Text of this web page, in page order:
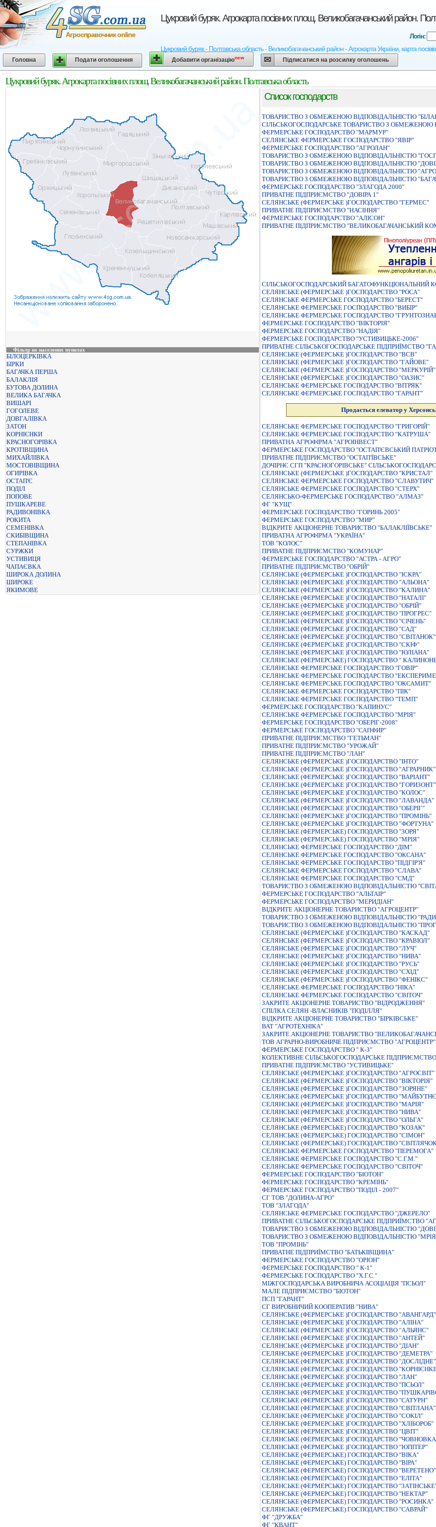
Цукровий буряк. Агрокарта посівних площ. Великобагачанський район.
Цукровий буряк - Полтавська область - Великобагачанський район - Агрокарта України, карта
Агросправочник online Логін:
Головна Подати оголошення Добавити організаціюnew Підписатися на розсилку оголошень
Цукровий буряк. Агрокарта посівних площ. Великобагачанський район. Полтавська область
Фільтр по населених пунктах
БІЛОЦЕРКІВКА
БІРКИ
БАГАЧКА ПЕРША
БАЛАКЛІЯ
БУТОВА ДОЛИНА
ВЕЛИКА БАГАЧКА
ВИШАРІ
ГОГОЛЕВЕ
ДОВГАЛІВКА
ЗАТОН
КОРНІЄНКИ
КРАСНОГОРІВКА
КРОТІВЩИНА
МИХАЙЛІВКА
МОСТОВІВЩИНА
ОГИРІВКА
ОСТАП'Є
ПОДІЛ
ПОПОВЕ
ПУШКАРЕВЕ
РАДИВОНІВКА
РОКИТА
СЕМЕНІВКА
СКИБІВЩИНА
СТЕПАНІВКА
СУРЖКИ
УСТИВИЦЯ
ЧАПАЄВКА
ШИРОКА ДОЛИНА
ШИРОКЕ
ЯКИМОВЕ
Список господарств
ТОВАРИСТВО З ОБМЕЖЕНОЮ ВIДПОВIДАЛЬНIСТЮ
СIЛЬСЬКОГОСПОДАРСЬКЕ ТОВАРИСТВО З
ФЕРМЕРСЬКЕ ГОСПОДАРСТВО "МАРМУР"
СЕЛЯНСЬКЕ ФЕРМЕРСЬКЕ ГОСПОДАРСТВО "ЯВIР"
ФЕРМЕРСЬКЕ ГОСПОДАРСТВО "АГРОЛАН"
ТОВАРИСТВО З ОБМЕЖЕНОЮ ВIДПОВIДАЛЬНIСТЮ
ТОВАРИСТВО З ОБМЕЖЕНОЮ ВIДПОВIДАЛЬНIСТЮ
ТОВАРИСТВО З ОБМЕЖЕНОЮ ВIДПОВIДАЛЬНIСТЮ
ТОВАРИСТВО З ОБМЕЖЕНОЮ ВIДПОВIДАЛЬНIСТЮ
ФЕРМЕРСЬКЕ ГОСПОДАРСТВО "ЗЛАГОДА 2000"
ПРИВАТНЕ ПIДПРИЄМСТВО "ДОВIРА 1"
СЕЛЯНСЬКЕ (ФЕРМЕРСЬКЕ )ГОСПОДАРСТВО "ГЕРМЕС"
ПРИВАТНЕ ПІДПРИЄМСТВО "НАСІННЯ"
ФЕРМЕРСЬКЕ ГОСПОДАРСТВО "АЛIСОН"
ПРИВАТНЕ ПIДПРИЄМСТВО "ВЕЛИКОБАГАЧАНСЬКИЙ
СІЛЬСЬКОГОСПОДАРСЬКИЙ БАГАТОФУНКЦІОНАЛЬНИЙ
СЕЛЯНСЬКЕ (ФЕРМЕРСЬКЕ )ГОСПОДАРСТВО "РОСА"
СЕЛЯНСЬКЕ ФЕРМЕРСЬКЕ ГОСПОДАРСТВО "БЕРЕСТ"
СЕЛЯНСЬКЕ ФЕРМЕРСЬКЕ ГОСПОДАРСТВО "ВИБIР"
СЕЛЯНСЬКЕ ФЕРМЕРСЬКЕ ГОСПОДАРСТВО
ФЕРМЕРСЬКЕ ГОСПОДАРСТВО "ВIКТОРIЯ"
ФЕРМЕРСЬКЕ ГОСПОДАРСТВО "НАДIЯ"
ФЕРМЕРСЬКЕ ГОСПОДАРСТВО "УСТИВИЦЬКЕ-2006"
ПРИВАТНЕ СIЛЬСЬКОГОСПОДАРСЬКЕ ПIДПРИЇМСТВО
СЕЛЯНСЬКЕ (ФЕРМЕРСЬКЕ )ГОСПОДАРСТВО "ВСВ"
СЕЛЯНСЬКЕ (ФЕРМЕРСЬКЕ )ГОСПОДАРСТВО "ГАЙОВЕ"
СЕЛЯНСЬКЕ (ФЕРМЕРСЬКЕ )ГОСПОДАРСТВО "МЕРКУРIЙ"
СЕЛЯНСЬКЕ (ФЕРМЕРСЬКЕ )ГОСПОДАРСТВО "ОАЗИС"
СЕЛЯНСЬКЕ ФЕРМЕРСЬКЕ ГОСПОДАРСТВО "ВIТРЯК"
СЕЛЯНСЬКЕ ФЕРМЕРСЬКЕ ГОСПОДАРСТВО "ГАРАНТ"
Продається елеватор у
СЕЛЯНСЬКЕ ФЕРМЕРСЬКЕ ГОСПОДАРСТВО "ГРИГОРIЙ"
СЕЛЯНСЬКЕ ФЕРМЕРСЬКЕ ГОСПОДАРСТВО "КАТРУША"
ПРИВАТНА АГРОФIРМА "АГРОIНВЕСТ"
ФЕРМЕРСЬКЕ ГОСПОДАРСТВО "ОСТАП'ЄВСЬКИЙ
ПРИВАТНЕ ПIДПРИЄМСТВО "ОСТАП'ЇВСЬКЕ"
ДОЧІРНЄ СГП "КРАСНОГОРІВСЬКЕ"
СЕЛЯНСЬКЕ (ФЕРМЕРСЬКЕ )ГОСПОДАРСТВО "КРИСТАЛ"
СЕЛЯНСЬКЕ ФЕРМЕРСЬКЕ ГОСПОДАРСТВО "СЛАВУТИЧ"
СЕЛЯНСЬКЕ ФЕРМЕРСЬКЕ ГОСПОДАРСТВО "СТЕРХ"
СЕЛЯНСЬКО-ФЕРМЕРСЬКЕ ГОСПОДАРСТВО "АЛМАЗ"
ФГ "КУЩ"
ФЕРМЕРСЬКЕ ГОСПОДАРСТВО "ГОРИНЬ 2005"
ФЕРМЕРСЬКЕ ГОСПОДАРСТВО "МИР"
ВIДКРИТЕ АКЦIОНЕРНЕ ТОВАРИСТВО "БАЛАКЛIЇВСЬКЕ"
ПРИВАТНА АГРОФIРМА "УКРАЇНА"
ТОВ "КОЛОС"
ПРИВАТНЕ ПIДПРИЄМСТВО "КОМУНАР"
ФЕРМЕРСЬКЕ ГОСПОДАРСТВО "АСТРА - АГРО"
ПРИВАТНЕ ПІДПРИЄМСТВО "ОБРІЙ"
СЕЛЯНСЬКЕ (ФЕРМЕРСЬКЕ )ГОСПОДАРСТВО "ІСКРА"
СЕЛЯНСЬКЕ (ФЕРМЕРСЬКЕ )ГОСПОДАРСТВО "АЛЬОНА"
СЕЛЯНСЬКЕ (ФЕРМЕРСЬКЕ )ГОСПОДАРСТВО "КАЛИНА"
СЕЛЯНСЬКЕ (ФЕРМЕРСЬКЕ )ГОСПОДАРСТВО "НАТАЛI"
СЕЛЯНСЬКЕ (ФЕРМЕРСЬКЕ )ГОСПОДАРСТВО "ОБРIЙ"
СЕЛЯНСЬКЕ (ФЕРМЕРСЬКЕ )ГОСПОДАРСТВО "ПРОГРЕС"
СЕЛЯНСЬКЕ (ФЕРМЕРСЬКЕ )ГОСПОДАРСТВО "СІЧЕНЬ"
СЕЛЯНСЬКЕ (ФЕРМЕРСЬКЕ )ГОСПОДАРСТВО "САД"
СЕЛЯНСЬКЕ (ФЕРМЕРСЬКЕ )ГОСПОДАРСТВО "СВIТАНОК"
СЕЛЯНСЬКЕ (ФЕРМЕРСЬКЕ )ГОСПОДАРСТВО "СКIФ"
СЕЛЯНСЬКЕ (ФЕРМЕРСЬКЕ )ГОСПОДАРСТВО "ЮЛIАНА"
СЕЛЯНСЬКЕ (ФЕРМЕРСЬКЕ) ГОСПОДАРСТВО "
СЕЛЯНСЬКЕ ФЕРМЕРСЬКЕ ГОСПОДАРСТВО "ГОВIР"
СЕЛЯНСЬКЕ ФЕРМЕРСЬКЕ ГОСПОДАРСТВО
СЕЛЯНСЬКЕ ФЕРМЕРСЬКЕ ГОСПОДАРСТВО "ОКСАМИТ"
СЕЛЯНСЬКЕ ФЕРМЕРСЬКЕ ГОСПОДАРСТВО "ПIК"
СЕЛЯНСЬКЕ ФЕРМЕРСЬКЕ ГОСПОДАРСТВО "ТЕМП"
ФЕРМЕРСЬКЕ ГОСПОДАРСТВО "КАПИНУС"
СЕЛЯНСЬКЕ ФЕРМЕРСЬКЕ ГОСПОДАРСТВО "МРIЯ"
ФЕРМЕРСЬКЕ ГОСПОДАРСТВО "ОБЕРІГ-2008"
ФЕРМЕРСЬКЕ ГОСПОДАРСТВО "САПФИР"
ПРИВАТНЕ ПIДПРИЄМСТВО "ГЕТЬМАН"
ПРИВАТНЕ ПIДПРИЄМСТВО "УРОЖАЙ"
ПРИВАТНЕ ПІДПРИЄМСТВО "ЛАН"
СЕЛЯНСЬКЕ (ФЕРМЕРСЬКЕ )ГОСПОДАРСТВО "ІНТО"
СЕЛЯНСЬКЕ (ФЕРМЕРСЬКЕ )ГОСПОДАРСТВО "АГРАРНИК"
СЕЛЯНСЬКЕ (ФЕРМЕРСЬКЕ )ГОСПОДАРСТВО "ВАРІАНТ"
СЕЛЯНСЬКЕ (ФЕРМЕРСЬКЕ )ГОСПОДАРСТВО "ГОРИЗОНТ"
СЕЛЯНСЬКЕ (ФЕРМЕРСЬКЕ )ГОСПОДАРСТВО "КОЛОС"
СЕЛЯНСЬКЕ (ФЕРМЕРСЬКЕ )ГОСПОДАРСТВО "ЛАВАНДА"
СЕЛЯНСЬКЕ (ФЕРМЕРСЬКЕ )ГОСПОДАРСТВО "ОБЕРIГ"
СЕЛЯНСЬКЕ (ФЕРМЕРСЬКЕ )ГОСПОДАРСТВО "ПРОМIНЬ"
СЕЛЯНСЬКЕ (ФЕРМЕРСЬКЕ )ГОСПОДАРСТВО "ФОРТУНА"
СЕЛЯНСЬКЕ (ФЕРМЕРСЬКЕ) ГОСПОДАРСТВО "ЗОРЯ"
СЕЛЯНСЬКЕ (ФЕРМЕРСЬКЕ) ГОСПОДАРСТВО "МРIЯ"
СЕЛЯНСЬКЕ ФЕРМЕРСЬКЕ ГОСПОДАРСТВО "ДIМ"
СЕЛЯНСЬКЕ ФЕРМЕРСЬКЕ ГОСПОДАРСТВО "ОКСАНА"
СЕЛЯНСЬКЕ ФЕРМЕРСЬКЕ ГОСПОДАРСТВО "ПIДГIР'Я"
СЕЛЯНСЬКЕ ФЕРМЕРСЬКЕ ГОСПОДАРСТВО "СЛАВА"
СЕЛЯНСЬКЕ ФЕРМЕРСЬКЕ ГОСПОДАРСТВО "СМД"
ТОВАРИСТВО З ОБМЕЖЕНОЮ ВIДПОВIДАЛЬНIСТЮ
ФЕРМЕРСЬКЕ ГОСПОДАРСТВО "АЛЬТАIР"
ФЕРМЕРСЬКЕ ГОСПОДАРСТВО "МЕРИДIАН"
ВIДКРИТЕ АКЦIОНЕРНЕ ТОВАРИСТВО "АГРОЦЕНТР"
ТОВАРИСТВО З ОБМЕЖЕНОЮ ВIДПОВIДАЛЬНIСТЮ
ТОВАРИСТВО З ОБМЕЖЕНОЮ ВІДПОВІДАЛЬНІСТЮ
СЕЛЯНСЬКЕ (ФЕРМЕРСЬКЕ )ГОСПОДАРСТВО "КАСКАД"
СЕЛЯНСЬКЕ (ФЕРМЕРСЬКЕ )ГОСПОДАРСТВО "КРАВIОЛ"
СЕЛЯНСЬКЕ (ФЕРМЕРСЬКЕ )ГОСПОДАРСТВО "ЛУЧ"
СЕЛЯНСЬКЕ (ФЕРМЕРСЬКЕ )ГОСПОДАРСТВО "НИВА"
СЕЛЯНСЬКЕ (ФЕРМЕРСЬКЕ )ГОСПОДАРСТВО "РУСЬ"
СЕЛЯНСЬКЕ (ФЕРМЕРСЬКЕ )ГОСПОДАРСТВО "СХIД"
СЕЛЯНСЬКЕ (ФЕРМЕРСЬКЕ )ГОСПОДАРСТВО "ФЕНІКС"
СЕЛЯНСЬКЕ ФЕРМЕРСЬКЕ ГОСПОДАРСТВО "НIКА"
СЕЛЯНСЬКЕ ФЕРМЕРСЬКЕ ГОСПОДАРСТВО "СВIТОЧ"
ЗАКРИТЕ АКЦIОНЕРНЕ ТОВАРИСТВО "ВIДРОДЖЕННЯ"
СПІЛКА СЕЛЯН -ВЛАСНИКІВ "ПОДІЛЛЯ"
ВIДКРИТЕ АКЦIОНЕРНЕ ТОВАРИСТВО "БIРКIВСЬКЕ"
ВАТ "АГРОТЕХНІКА"
ЗАКРИТЕ АКЦІОНЕРНЕ ТОВАРИСТВО
ТОВ АГРАРНО-ВИРОБНИЧЕ ПІДПРИЄМСТВО "АГРОЦЕНТР"
ФЕРМЕРСЬКЕ ГОСПОДАРСТВО " К-З"
КОЛЕКТИВНЕ СIЛЬСЬКОГОСПОДАРСЬКЕ
ПРИВАТНЕ ПIДПРИЄМСТВО "УСТИВИЦЬКЕ"
СЕЛЯНСЬКЕ (ФЕРМЕРСЬКЕ )ГОСПОДАРСТВО "АГРОСВІТ"
СЕЛЯНСЬКЕ (ФЕРМЕРСЬКЕ )ГОСПОДАРСТВО "ВIКТОРIЯ"
СЕЛЯНСЬКЕ (ФЕРМЕРСЬКЕ )ГОСПОДАРСТВО "ЗОРЯНЕ"
СЕЛЯНСЬКЕ (ФЕРМЕРСЬКЕ )ГОСПОДАРСТВО
СЕЛЯНСЬКЕ (ФЕРМЕРСЬКЕ )ГОСПОДАРСТВО "МАРIЯ"
СЕЛЯНСЬКЕ (ФЕРМЕРСЬКЕ )ГОСПОДАРСТВО "НИВА"
СЕЛЯНСЬКЕ (ФЕРМЕРСЬКЕ )ГОСПОДАРСТВО "ОЛЬГА"
СЕЛЯНСЬКЕ (ФЕРМЕРСЬКЕ) ГОСПОДАРСТВО "КОЗАК"
СЕЛЯНСЬКЕ (ФЕРМЕРСЬКЕ) ГОСПОДАРСТВО "СIМОН"
СЕЛЯНСЬКЕ (ФЕРМЕРСЬКЕ) ГОСПОДАРСТВО
СЕЛЯНСЬКЕ ФЕРМЕРСЬКЕ ГОСПОДАРСТВО "ПЕРЕМОГА"
СЕЛЯНСЬКЕ ФЕРМЕРСЬКЕ ГОСПОДАРСТВО "С.Г.М."
СЕЛЯНСЬКЕ ФЕРМЕРСЬКЕ ГОСПОДАРСТВО "СВIТОЧ"
ФЕРМЕРСЬКЕ ГОСПОДАРСТВО "БIОТОН"
ФЕРМЕРСЬКЕ ГОСПОДАРСТВО "КРЕМІНЬ"
ФЕРМЕРСЬКЕ ГОСПОДАРСТВО "ПОДIЛ - 2007"
СГ ТОВ "ДОЛИНА-АГРО"
ТОВ "ЗЛАГОДА"
СЕЛЯНСЬКЕ ФЕРМЕРСЬКЕ ГОСПОДАРСТВО "ДЖЕРЕЛО"
ПРИВАТНЕ СIЛЬСЬКОГОСПОДАРСЬКЕ ПIДПРИЇМСТВО
ТОВАРИСТВО З ОБМЕЖЕНОЮ ВIДПОВIДАЛЬНIСТЮ
ТОВАРИСТВО З ОБМЕЖЕНОЮ ВІДПОВІДАЛЬНІСТЮ
ТОВ "ПРОМІНЬ"
ПРИВАТНЕ ПIДПРИЇМСТВО "БАТЬКIВЩИНА"
ФЕРМЕРСЬКЕ ГОСПОДАРСТВО "ОРІОН"
ФЕРМЕРСЬКЕ ГОСПОДАРСТВО " К-1"
ФЕРМЕРСЬКЕ ГОСПОДАРСТВО "Х.Г.С."
МІЖГОСПОДАРСЬКА ВИРОБНИЧА АСОЦІАЦІЯ "ПСЬОЛ"
МАЛЕ ПIДПРИЄМСТВО "БIОТОН"
ПСП "ГАРАНТ"
СГ ВИРОБНИЧИЙ КООПЕРАТИВ "НИВА"
СЕЛЯНСЬКЕ (ФЕРМЕРСЬКЕ )ГОСПОДАРСТВО "АВАНГАРД"
СЕЛЯНСЬКЕ (ФЕРМЕРСЬКЕ )ГОСПОДАРСТВО "АЛІНА"
СЕЛЯНСЬКЕ (ФЕРМЕРСЬКЕ )ГОСПОДАРСТВО "АЛЬЯНС"
СЕЛЯНСЬКЕ (ФЕРМЕРСЬКЕ )ГОСПОДАРСТВО "АНТЕЙ"
СЕЛЯНСЬКЕ (ФЕРМЕРСЬКЕ )ГОСПОДАРСТВО "ДІАН"
СЕЛЯНСЬКЕ (ФЕРМЕРСЬКЕ )ГОСПОДАРСТВО "ДЕМЕТРА"
СЕЛЯНСЬКЕ (ФЕРМЕРСЬКЕ )ГОСПОДАРСТВО "ДОСЛІДНЕ"
СЕЛЯНСЬКЕ (ФЕРМЕРСЬКЕ )ГОСПОДАРСТВО
СЕЛЯНСЬКЕ (ФЕРМЕРСЬКЕ )ГОСПОДАРСТВО "ЛАН"
СЕЛЯНСЬКЕ (ФЕРМЕРСЬКЕ )ГОСПОДАРСТВО "ПСЬОЛ"
СЕЛЯНСЬКЕ (ФЕРМЕРСЬКЕ )ГОСПОДАРСТВО
СЕЛЯНСЬКЕ (ФЕРМЕРСЬКЕ )ГОСПОДАРСТВО "САТУРН"
СЕЛЯНСЬКЕ (ФЕРМЕРСЬКЕ )ГОСПОДАРСТВО "СВІТЛАНА"
СЕЛЯНСЬКЕ (ФЕРМЕРСЬКЕ )ГОСПОДАРСТВО "СОКІЛ"
СЕЛЯНСЬКЕ (ФЕРМЕРСЬКЕ )ГОСПОДАРСТВО "ХЛІБОРОБ"
СЕЛЯНСЬКЕ (ФЕРМЕРСЬКЕ )ГОСПОДАРСТВО "ЦВІТ"
СЕЛЯНСЬКЕ (ФЕРМЕРСЬКЕ )ГОСПОДАРСТВО
СЕЛЯНСЬКЕ (ФЕРМЕРСЬКЕ )ГОСПОДАРСТВО "ЮПІТЕР"
СЕЛЯНСЬКЕ (ФЕРМЕРСЬКЕ) ГОСПОДАРСТВО "ВIКА"
СЕЛЯНСЬКЕ (ФЕРМЕРСЬКЕ) ГОСПОДАРСТВО "ВIРА"
СЕЛЯНСЬКЕ (ФЕРМЕРСЬКЕ) ГОСПОДАРСТВО "ВЕРЕТЕНО"
СЕЛЯНСЬКЕ (ФЕРМЕРСЬКЕ) ГОСПОДАРСТВО "ЕЛIТА"
СЕЛЯНСЬКЕ (ФЕРМЕРСЬКЕ) ГОСПОДАРСТВО
СЕЛЯНСЬКЕ (ФЕРМЕРСЬКЕ) ГОСПОДАРСТВО "НЕКТАР"
СЕЛЯНСЬКЕ (ФЕРМЕРСЬКЕ) ГОСПОДАРСТВО "РОСИНКА"
СЕЛЯНСЬКЕ (ФЕРМЕРСЬКЕ) ГОСПОДАРСТВО "САВРАЙ"
ФГ "ДРУЖБА"
ФГ "КВАНТ"